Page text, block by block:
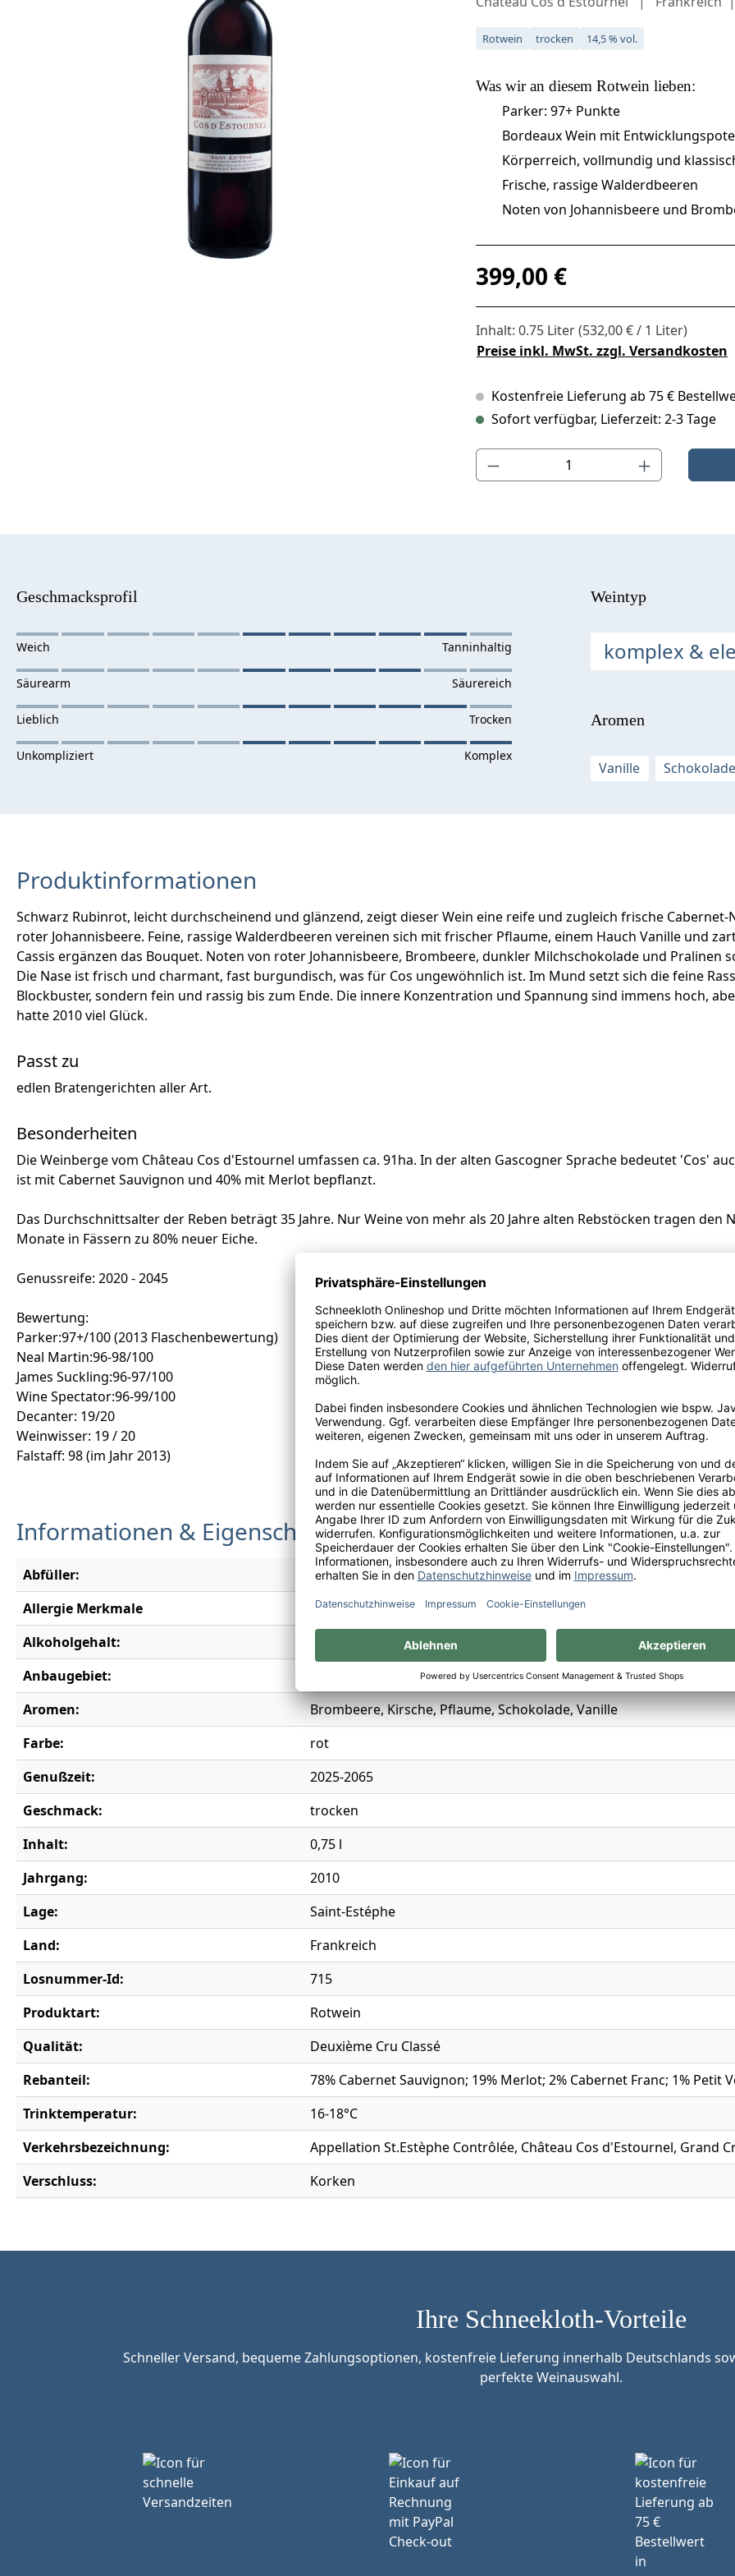
Rotwein trocken 14,5 % vol.
Was wir an diesem Rotwein lieben:
Parker: 97+ Punkte
Bordeaux Wein mit
Körperreich, vollmundig und
Frische, rassige Walderdbeeren
Noten von Johannisbeere und
Regulärer Preis:
399,00 €
Inhalt: 0.75 Liter(532,00 € / 1 Liter)
Preise inkl. MwSt. zzgl. Versandkosten
Kostenfreie Lieferung ab 75 €
Sofort verfügbar, Lieferzeit: 2-3 Tage
Produkt Anzahl: Gib den gewünschten Wert ein
Geschmacksprofil Weintyp
komplex &
Aromen
Vanille
Produktinformationen
Schwarz Rubinrot, leicht durchscheinend und glänzend, zeigt dieser Wein eine reife und zugleich frische
roter Johannisbeere. Feine, rassige Walderdbeeren vereinen sich mit frischer Pflaume, einem Hauch Vanille und
Cassis ergänzen das Bouquet. Noten von roter Johannisbeere, Brombeere, dunkler Milchschokolade und
Die Nase ist frisch und charmant, fast burgundisch, was für Cos ungewöhnlich ist. Im Mund setzt sich die feine
Blockbuster, sondern fein und rassig bis zum Ende. Die innere Konzentration und Spannung sind immens hoch,
hatte 2010 viel Glück.
Passt zu
edlen Bratengerichten aller Art.
Besonderheiten
Die Weinberge vom Château Cos d'Estournel umfassen ca. 91ha. In der alten Gascogner Sprache bedeutet 'Cos'
ist mit Cabernet Sauvignon und 40% mit Merlot bepflanzt.
Das Durchschnittsalter der Reben beträgt 35 Jahre. Nur Weine von mehr als 20 Jahre alten Rebstöcken tragen den
Monate in Fässern zu 80% neuer Eiche.
Genussreife: 2020 - 2045
Bewertung:
Parker:97+/100 (2013 Flaschenbewertung)
Neal Martin:96-98/100
James Suckling:96-97/100
Wine Spectator:96-99/100
Decanter: 19/20
Weinwisser: 19 / 20
Falstaff: 98 (im Jahr 2013)
Informationen & Eigenschaften
Abfüller:
Domaines Reybier S.A. Récoltant à Cos S, 33180 Saint-Estèphe -
Allergie Merkmale
Enthält Sulfite
Alkoholgehalt:
Anbaugebiet:
Aromen:
Brombeere, Kirsche, Pflaume, Schokolade, Vanille
Farbe:
rot
Genußzeit:
2025-2065
Geschmack:
trocken
Inhalt:
0,75 l
Jahrgang:
2010
Lage:
Saint-Estéphe
Land:
Frankreich
Losnummer-Id:
715
Produktart:
Rotwein
Qualität:
Deuxième Cru Classé
Rebanteil:
78% Cabernet Sauvignon; 19% Merlot; 2% Cabernet Franc; 1% Petit
Trinktemperatur:
16-18°C
Verkehrsbezeichnung:
Appellation St.Estèphe Contrôlée, Château Cos d'Estournel, Grand
Verschluss:
Korken
Ihre Schneekloth-Vorteile
Schneller Versand, bequeme Zahlungsoptionen, kostenfreie Lieferung innerhalb Deutschlands
perfekte Weinauswahl.